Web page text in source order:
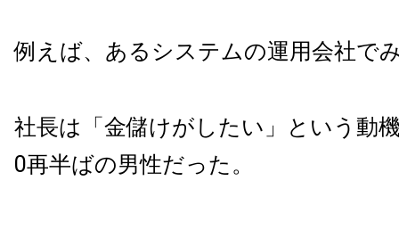
例えば、あるシステムの運用会社で
社長は「金儲けがしたい」という動
0再半ばの男性だった。